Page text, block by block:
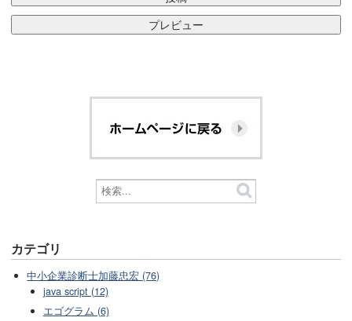
カテゴリ
中小企業診断士加藤忠宏 (76)
java script (12)
エゴグラム (6)